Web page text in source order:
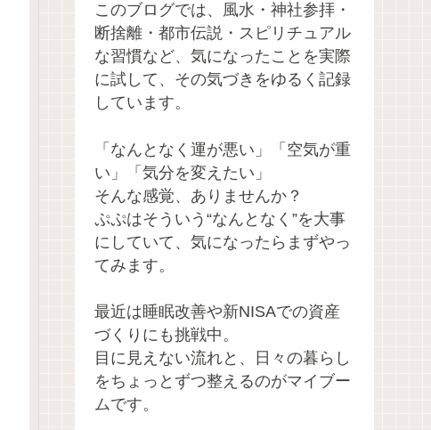
このブログでは、風水・神社参拝・
断捨離・都市伝説・スピリチュアル
な習慣など、気になったことを実際
に試して、その気づきをゆるく記録
しています。
「なんとなく運が悪い」「空気が重
い」「気分を変えたい」
そんな感覚、ありませんか？
ぷぷはそういう“なんとなく”を大事
にしていて、気になったらまずやっ
てみます。
最近は睡眠改善や新NISAでの資産
づくりにも挑戦中。
目に見えない流れと、日々の暮らし
をちょっとずつ整えるのがマイブー
ムです。